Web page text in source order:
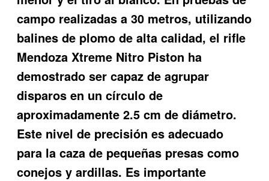
campo realizadas a 30 metros, utilizando
balines de plomo de alta calidad, el rifle
Mendoza Xtreme Nitro Piston ha
demostrado ser capaz de agrupar
disparos en un círculo de
aproximadamente 2.5 cm de diámetro.
Este nivel de precisión es adecuado
para la caza de pequeñas presas como
conejos y ardillas. Es importante